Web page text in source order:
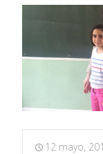
12 mayo,